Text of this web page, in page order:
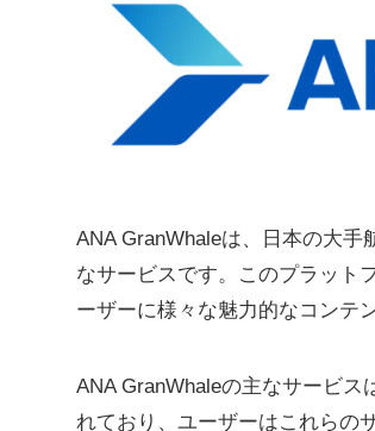
ANA GranWhaleは、日本の大
なサービスです。このプラット
ーザーに様々な魅力的なコンテ
ANA GranWhaleの主なサービ
れており、ユーザーはこれらの